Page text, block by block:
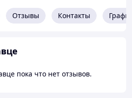
Отзывы Контакты
пока что нет отзывов.